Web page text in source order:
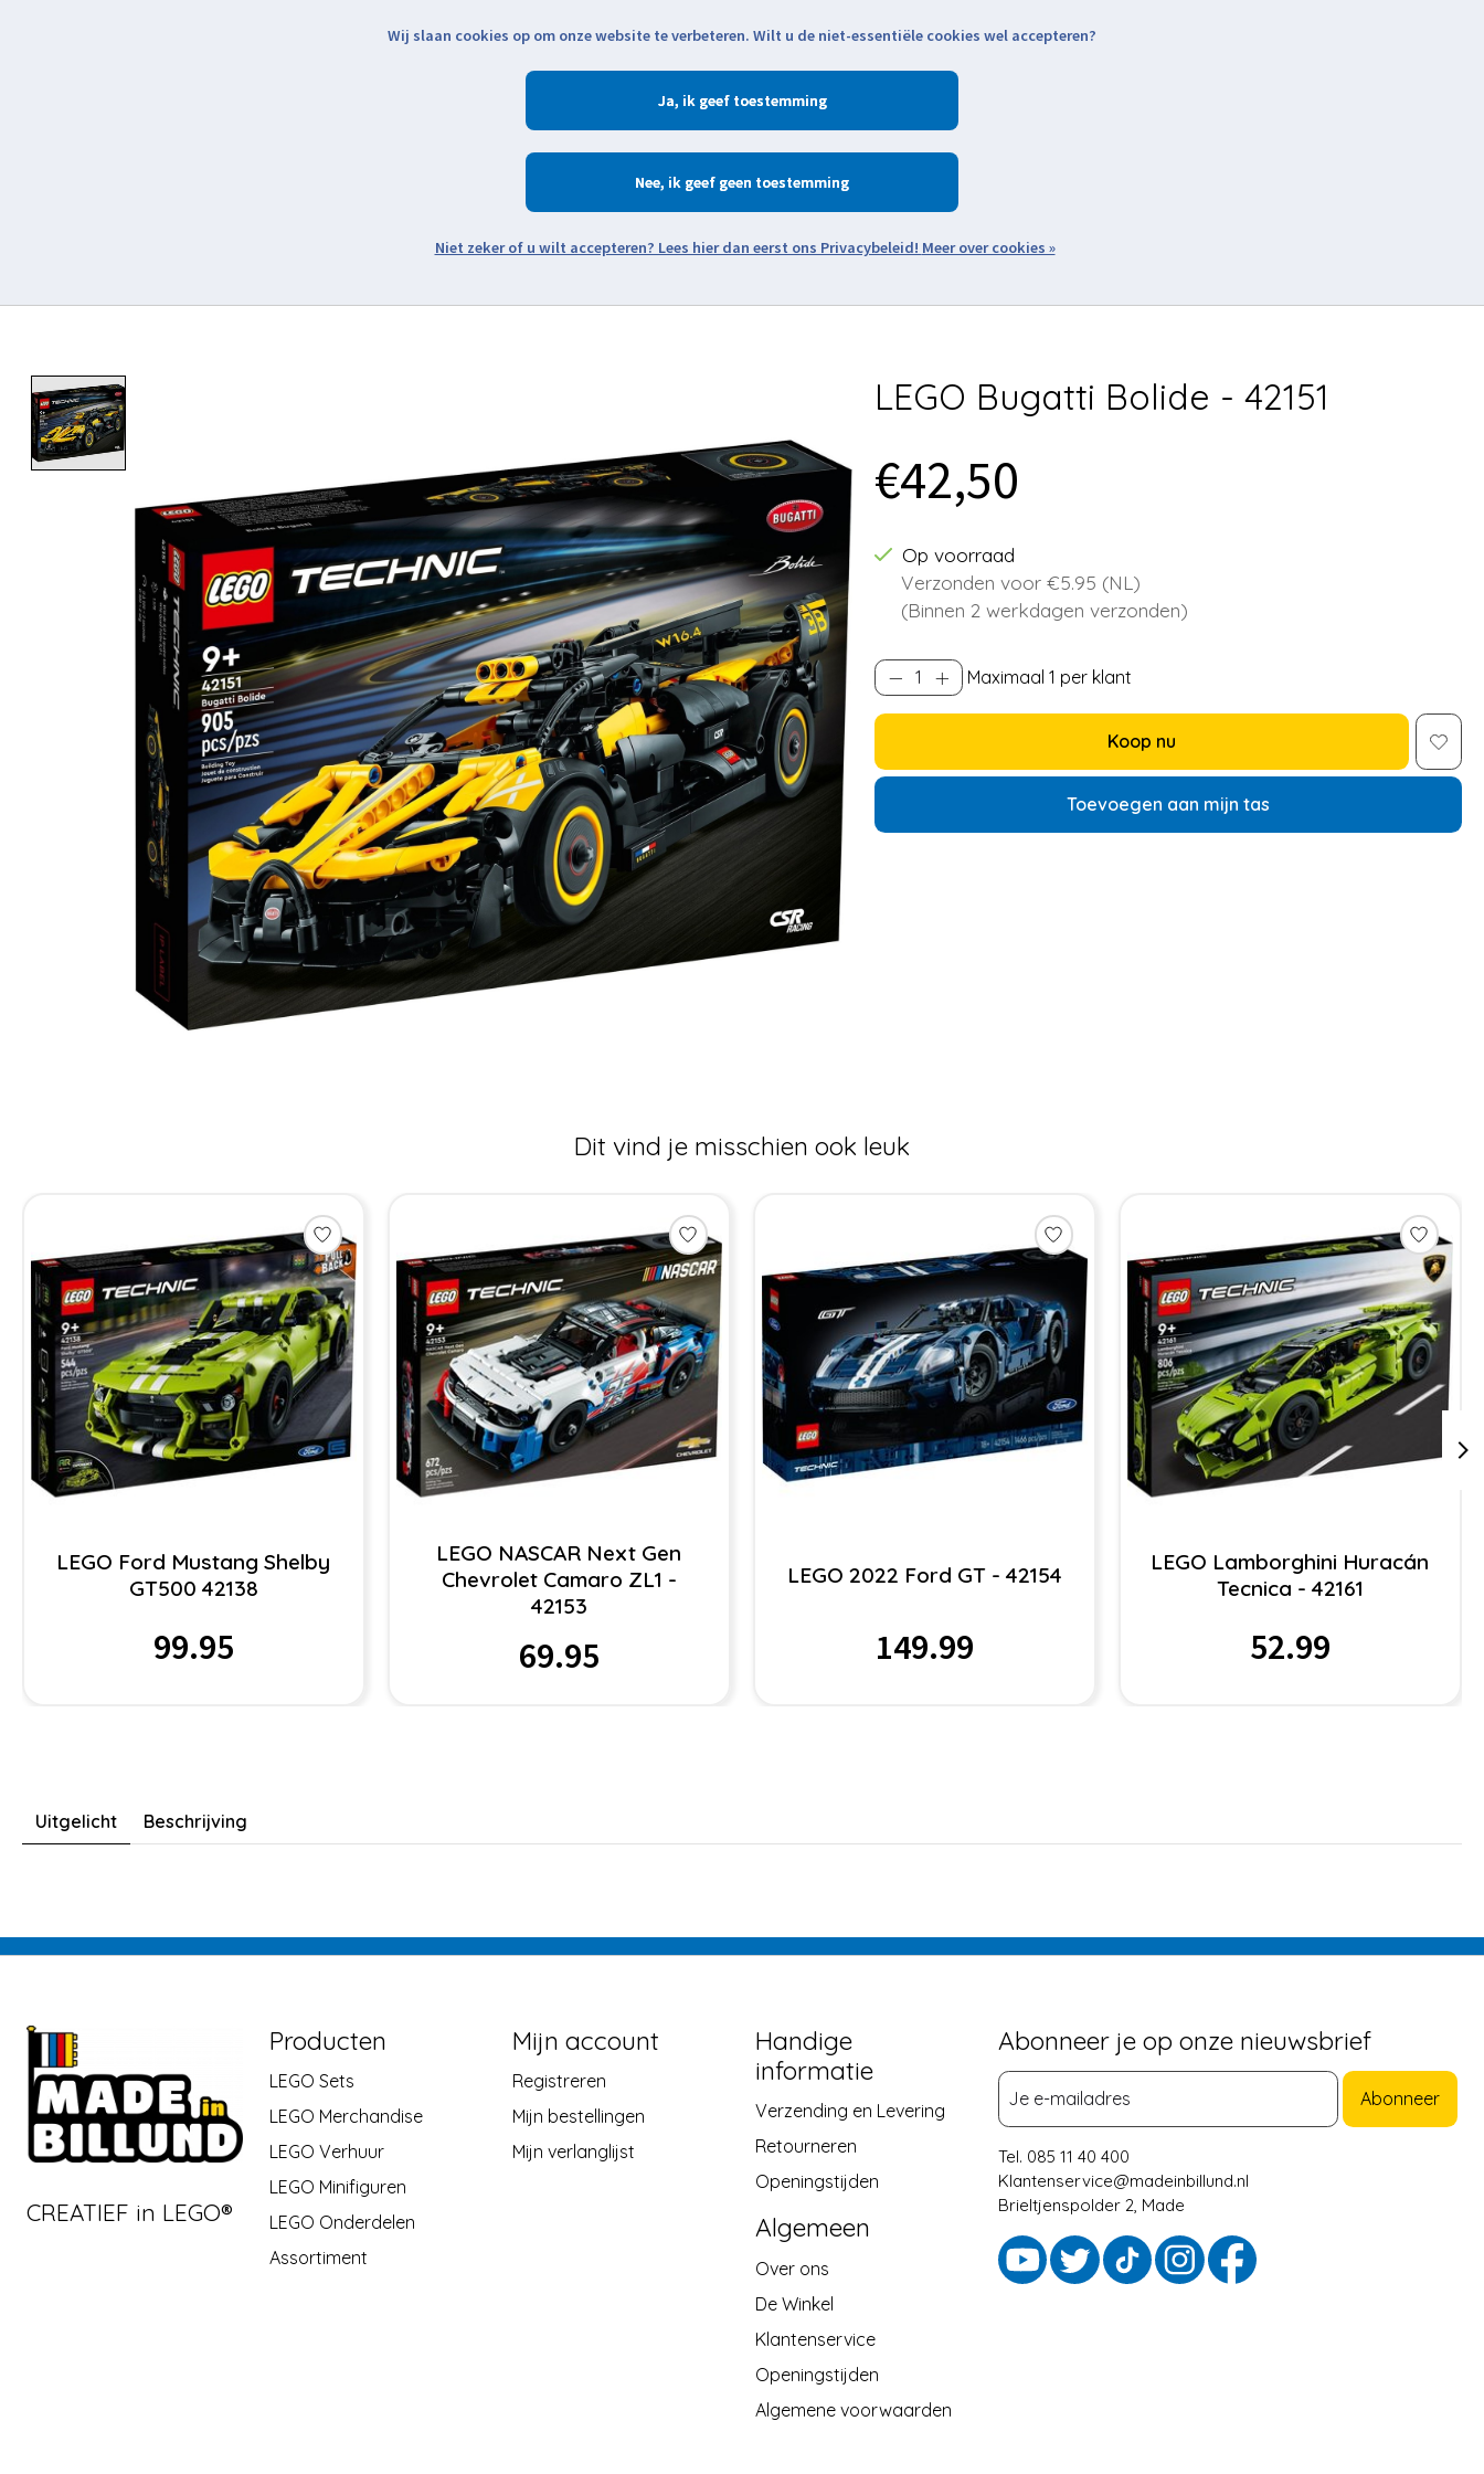
Zoeken
LEGO Bugatti Bolide - 42151
€42,50
Op voorraad
Verzonden voor €5.95 (NL)
(Binnen 2 werkdagen verzonden)
Maximaal 1 per klant
Koop nu
Toevoegen aan mijn tas
Dit vind je misschien ook leuk
LEGO Ford Mustang Shelby
GT500 42138
99.95
LEGO NASCAR Next Gen
Chevrolet Camaro ZL1 -
42153
69.95
LEGO 2022 Ford GT - 42154
149.99
LEGO Lamborghini Huracán
Tecnica - 42161
52.99
Uitgelicht Beschrijving
CREATIEF in LEGO®
Producten
LEGO Sets
LEGO Merchandise
LEGO Verhuur
LEGO Minifiguren
LEGO Onderdelen
Assortiment
Mijn account
Registreren
Mijn bestellingen
Mijn verlanglijst
Handige
informatie
Verzending en Levering
Retourneren
Openingstijden
Algemeen
Over ons
De Winkel
Klantenservice
Openingstijden
Algemene voorwaarden
Abonneer je op onze nieuwsbrief
Abonneer
Tel. 085 11 40 400
Klantenservice@madeinbillund.nl
Brieltjenspolder 2, Made
Wij slaan cookies op om onze website te verbeteren. Wilt u de niet-essentiële cookies wel accepteren?
Ja
Nee
Meer over cookies »